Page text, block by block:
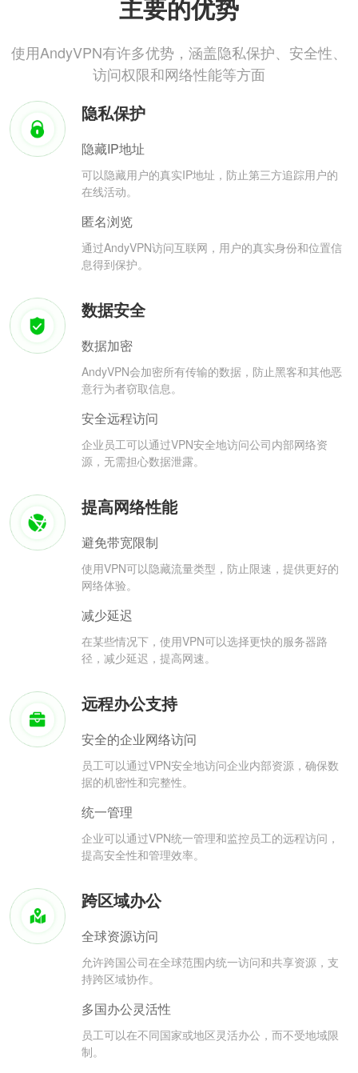
主要的优势
使用AndyVPN有许多优势，涵盖隐私保护、安全性、
访问权限和网络性能等方面
隐私保护
隐藏IP地址
可以隐藏用户的真实IP地址，防止第三方追踪用户的
在线活动。
匿名浏览
通过AndyVPN访问互联网，用户的真实身份和位置信
息得到保护。
数据安全
数据加密
AndyVPN会加密所有传输的数据，防止黑客和其他恶
意行为者窃取信息。
安全远程访问
企业员工可以通过VPN安全地访问公司内部网络资
源，无需担心数据泄露。
提高网络性能
避免带宽限制
使用VPN可以隐藏流量类型，防止限速，提供更好的
网络体验。
减少延迟
在某些情况下，使用VPN可以选择更快的服务器路
径，减少延迟，提高网速。
远程办公支持
安全的企业网络访问
员工可以通过VPN安全地访问企业内部资源，确保数
据的机密性和完整性。
统一管理
企业可以通过VPN统一管理和监控员工的远程访问，
提高安全性和管理效率。
跨区域办公
全球资源访问
允许跨国公司在全球范围内统一访问和共享资源，支
持跨区域协作。
多国办公灵活性
员工可以在不同国家或地区灵活办公，而不受地域限
制。